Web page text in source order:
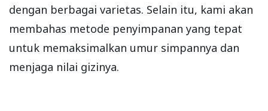
dengan berbagai varietas. Selain itu, kami akan
membahas metode penyimpanan yang tepat
untuk memaksimalkan umur simpannya dan
menjaga nilai gizinya.